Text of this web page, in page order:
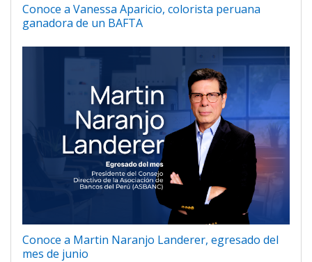
Conoce a Vanessa Aparicio, colorista peruana
ganadora de un BAFTA
Conoce a Martin Naranjo Landerer, egresado del
mes de junio